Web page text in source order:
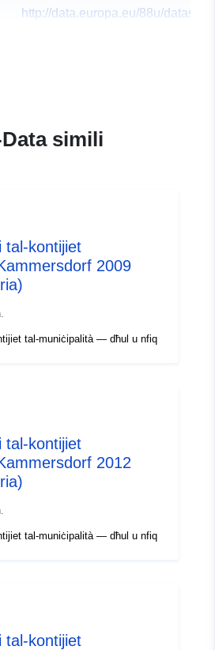
http://data.europa.eu/88u/
simili
tal-kontijiet
2009
tal-muniċipalità — dħul u nfiq
tal-kontijiet
2012
tal-muniċipalità — dħul u nfiq
tal-kontijiet